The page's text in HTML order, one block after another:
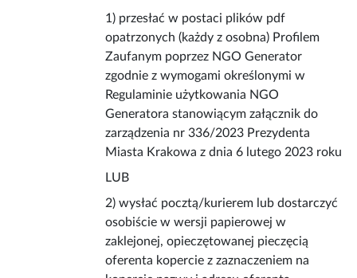
1) przesłać w postaci plików pdf
opatrzonych (każdy z osobna) Profilem
Zaufanym poprzez NGO Generator
zgodnie z wymogami określonymi w
Regulaminie użytkowania NGO
Generatora stanowiącym załącznik do
zarządzenia nr 336/2023 Prezydenta
Miasta Krakowa z dnia 6 lutego 2023 roku
LUB
2) wysłać pocztą/kurierem lub dostarczyć
osobiście w wersji papierowej w
zaklejonej, opieczętowanej pieczęcią
oferenta kopercie z zaznaczeniem na